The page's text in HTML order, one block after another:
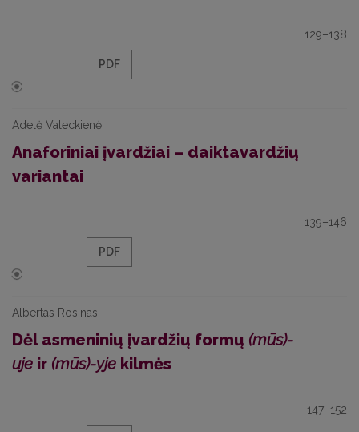
129–138
PDF
Adelė Valeckienė
Anaforiniai įvardžiai – daiktavardžių
variantai
139–146
PDF
Albertas Rosinas
Dėl asmeninių įvardžių formų (mūs)-
uje ir (mūs)-yje kilmės
147–152